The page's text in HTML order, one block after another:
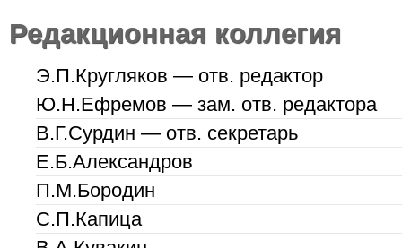
Редакционная коллегия
Э.П.Кругляков — отв. редактор
Ю.Н.Ефремов — зам. отв. редактора
В.Г.Сурдин — отв. секретарь
Е.Б.Александров
П.М.Бородин
С.П.Капица